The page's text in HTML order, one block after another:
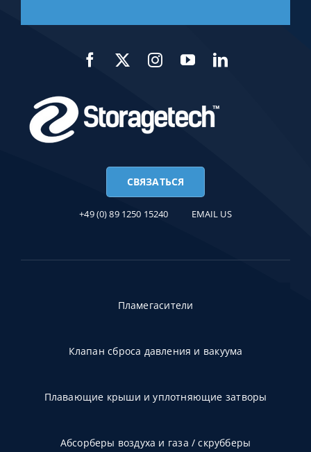
СВЯЗАТЬСЯ
Пламегасители
Клапан сброса давления и вакуума
Плавающие крыши и уплотняющие затворы
Абсорберы воздуха и газа / скрубберы
+49 (0) 89 1250 15240 EMAIL US